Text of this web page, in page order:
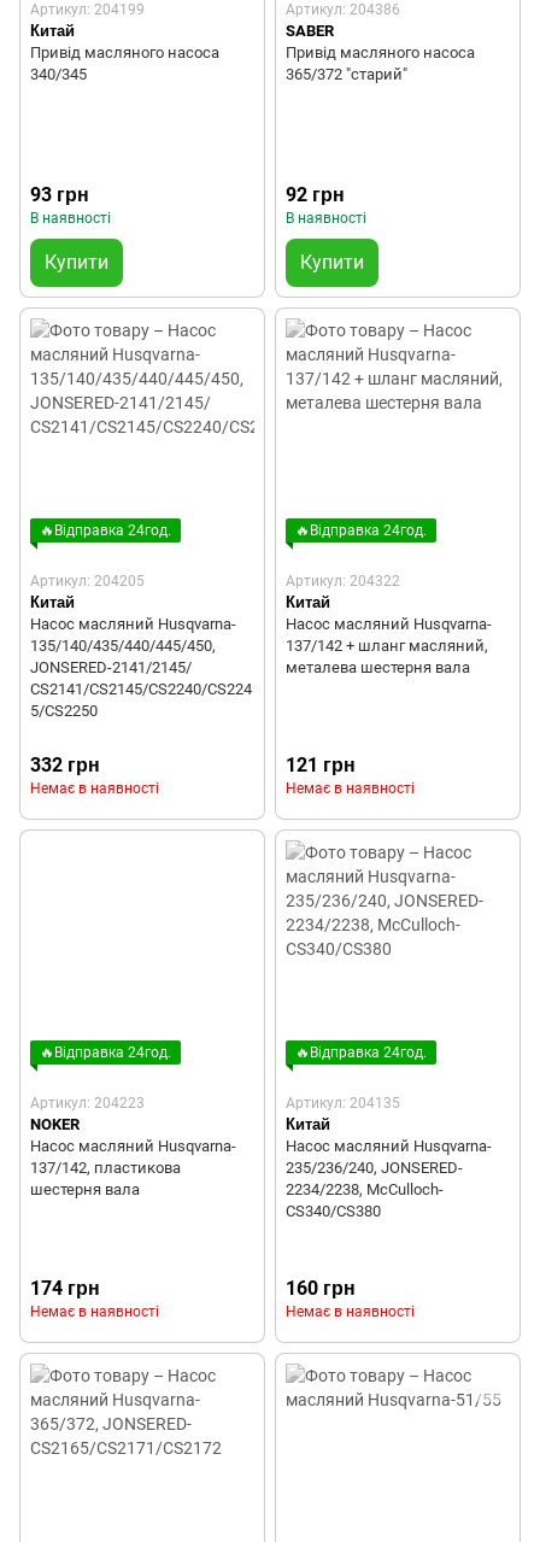
Артикул: 204199
Китай
Привід масляного насоса
340/345
93 грн
В наявності
Купити
Артикул: 204386
SABER
Привід масляного насоса
365/372 "старий"
92 грн
В наявності
Купити
🔥Відправка 24год.
Артикул: 204205
Китай
Насос масляний Husqvarna-
135/140/435/440/445/450,
JONSERED-2141/2145/
СS2141/CS2145/CS2240/CS224
5/CS2250
332 грн
Немає в наявності
🔥Відправка 24год.
Артикул: 204322
Китай
Насос масляний Husqvarna-
137/142 + шланг масляний,
металева шестерня вала
121 грн
Немає в наявності
🔥Відправка 24год.
Артикул: 204223
NOKER
Насос масляний Husqvarna-
137/142, пластикова
шестерня вала
174 грн
Немає в наявності
🔥Відправка 24год.
Артикул: 204135
Китай
Насос масляний Husqvarna-
235/236/240, JONSERED-
2234/2238, McCulloch-
CS340/CS380
160 грн
Немає в наявності